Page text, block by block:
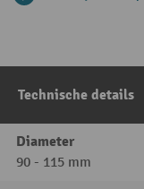
Technische details
Diameter
90 - 115 mm